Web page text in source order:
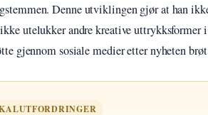
Denne utviklingen gjør at han
utelukker andre kreative uttrykksformer
gjennom sosiale medier etter nyheten